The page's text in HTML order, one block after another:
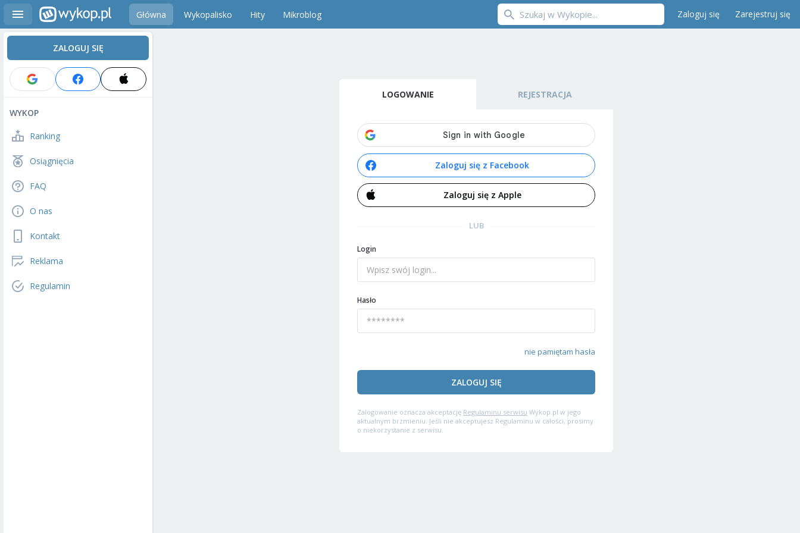
Główna Wykopalisko Hity Mikroblog Zaloguj się Zarejestruj się
ZALOGUJ SIĘ
WYKOP
Ranking
Osiągnięcia
FAQ
O nas
Kontakt
Reklama
Regulamin
LOGOWANIE REJESTRACJA
Zaloguj się z Facebook
Zaloguj się z Apple
LUB
Login
Hasło
nie pamiętam hasła
ZALOGUJ SIĘ
Zalogowanie oznacza akceptację Regulaminu serwisu Wykop.pl w jego
aktualnym brzmieniu. Jeśli nie akceptujesz Regulaminu w całości, prosimy
o niekorzystanie z serwisu.